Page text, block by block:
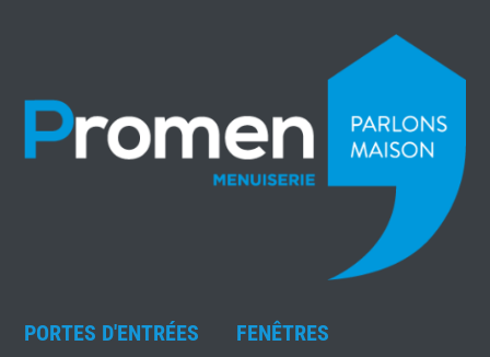
PORTES D'ENTRÉES FENÊTRES